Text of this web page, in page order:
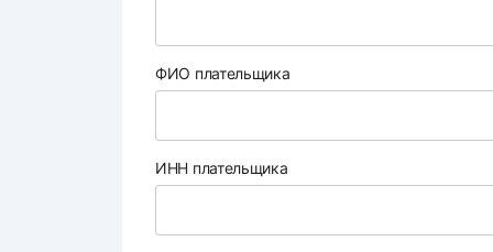
ФИО плательщика
ИНН плательщика